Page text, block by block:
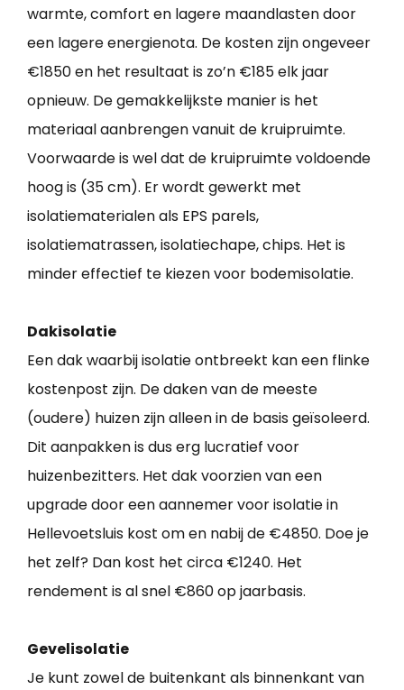
warmte, comfort en lagere maandlasten door
een lagere energienota. De kosten zijn ongeveer
€1850 en het resultaat is zo’n €185 elk jaar
opnieuw. De gemakkelijkste manier is het
materiaal aanbrengen vanuit de kruipruimte.
Voorwaarde is wel dat de kruipruimte voldoende
hoog is (35 cm). Er wordt gewerkt met
isolatiematerialen als EPS parels,
isolatiematrassen, isolatiechape, chips. Het is
minder effectief te kiezen voor bodemisolatie.
Dakisolatie
Een dak waarbij isolatie ontbreekt kan een flinke
kostenpost zijn. De daken van de meeste
(oudere) huizen zijn alleen in de basis geïsoleerd.
Dit aanpakken is dus erg lucratief voor
huizenbezitters. Het dak voorzien van een
upgrade door een aannemer voor isolatie in
Hellevoetsluis kost om en nabij de €4850. Doe je
het zelf? Dan kost het circa €1240. Het
rendement is al snel €860 op jaarbasis.
Gevelisolatie
Je kunt zowel de buitenkant als binnenkant van